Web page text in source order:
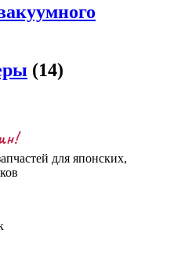
(14)
для японских,